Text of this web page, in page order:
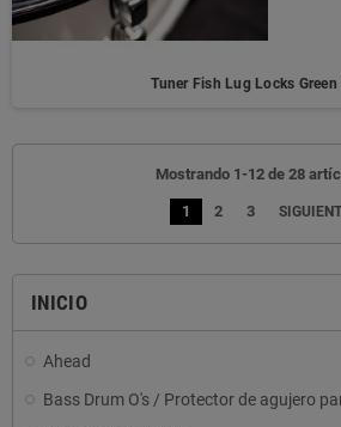
INICIO
Ahead
Bass Drum O's / Protector de agujero
Tuner Fish Lug Locks Green
Mostrando 1-12 de 28
1 2 3